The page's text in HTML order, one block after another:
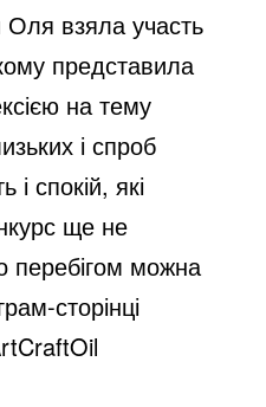
Оля взяла участь
представила
на тему
і спроб
і спокій, які
ще не
перебігом можна
сторінці